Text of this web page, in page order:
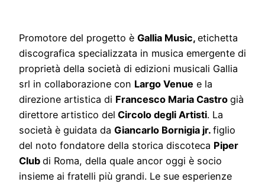
Promotore del progetto è Gallia Music, etichetta
discografica specializzata in musica emergente di
proprietà della società di edizioni musicali Gallia
srl in collaborazione con Largo Venue e la
direzione artistica di Francesco Maria Castro già
direttore artistico del Circolo degli Artisti. La
società è guidata da Giancarlo Bornigia jr. figlio
del noto fondatore della storica discoteca Piper
Club di Roma, della quale ancor oggi è socio
insieme ai fratelli più grandi. Le sue esperienze